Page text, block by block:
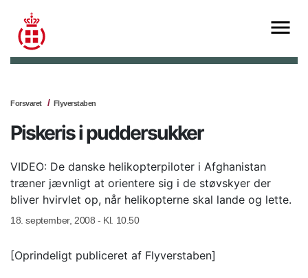
Forsvaret Flyverstaben
Piskeris i puddersukker
VIDEO: De danske helikopterpiloter i Afghanistan
træner jævnligt at orientere sig i de støvskyer der
bliver hvirvlet op, når helikopterne skal lande og lette.
18. september, 2008 - Kl. 10.50
[Oprindeligt publiceret af Flyverstaben]